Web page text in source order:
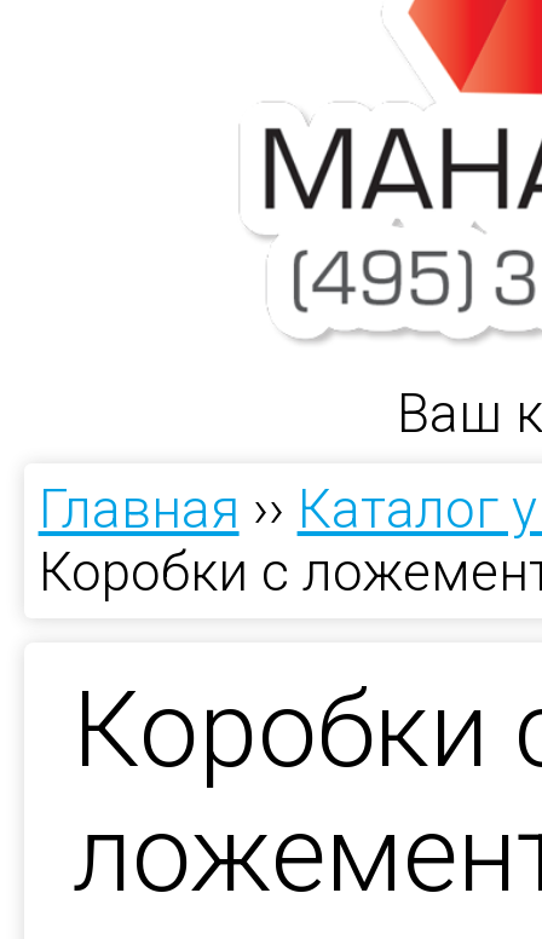
Ваш
Главная ›› Каталог
Коробки с
Коробки